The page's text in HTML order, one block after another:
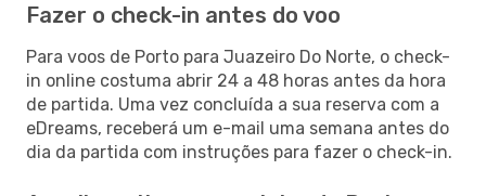
Fazer o check-in antes do voo
Para voos de Porto para Juazeiro Do Norte, o check-
in online costuma abrir 24 a 48 horas antes da hora
de partida. Uma vez concluída a sua reserva com a
eDreams, receberá um e-mail uma semana antes do
dia da partida com instruções para fazer o check-in.